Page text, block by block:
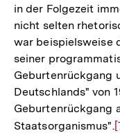
in der Folgezeit
nicht selten
war beispielsweise
seiner
Geburtenrückgang
Deutschlands" von
Geburtenrückgang
Staatsorganismus".